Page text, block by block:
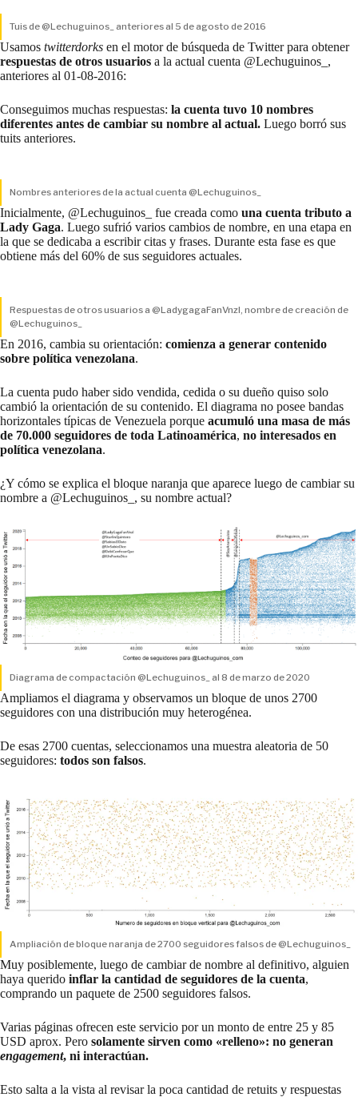
Tuis de @Lechuguinos_ anteriores al 5 de agosto de 2016
Usamos twitterdorks en el motor de búsqueda de Twitter para obtener
respuestas de otros usuarios a la actual cuenta @Lechuguinos_,
anteriores al 01-08-2016:
Conseguimos muchas respuestas: la cuenta tuvo 10 nombres
diferentes antes de cambiar su nombre al actual. Luego borró sus
tuits anteriores.
Nombres anteriores de la actual cuenta @Lechuguinos_
Inicialmente, @Lechuguinos_ fue creada como una cuenta tributo a
Lady Gaga. Luego sufrió varios cambios de nombre, en una etapa en
la que se dedicaba a escribir citas y frases. Durante esta fase es que
obtiene más del 60% de sus seguidores actuales.
Respuestas de otros usuarios a @LadygagaFanVnzl, nombre de creación de
@Lechuguinos_
En 2016, cambia su orientación: comienza a generar contenido
sobre política venezolana.
La cuenta pudo haber sido vendida, cedida o su dueño quiso solo
cambió la orientación de su contenido. El diagrama no posee bandas
horizontales típicas de Venezuela porque acumuló una masa de más
de 70.000 seguidores de toda Latinoamérica, no interesados en
política venezolana.
¿Y cómo se explica el bloque naranja que aparece luego de cambiar su
nombre a @Lechuguinos_, su nombre actual?
Diagrama de compactación @Lechuguinos_ al 8 de marzo de 2020
Ampliamos el diagrama y observamos un bloque de unos 2700
seguidores con una distribución muy heterogénea.
De esas 2700 cuentas, seleccionamos una muestra aleatoria de 50
seguidores: todos son falsos.
Ampliación de bloque naranja de 2700 seguidores falsos de @Lechuguinos_
Muy posiblemente, luego de cambiar de nombre al definitivo, alguien
haya querido inflar la cantidad de seguidores de la cuenta,
comprando un paquete de 2500 seguidores falsos.
Varias páginas ofrecen este servicio por un monto de entre 25 y 85
USD aprox. Pero solamente sirven como «relleno»: no generan
engagement, ni interactúan.
Esto salta a la vista al revisar la poca cantidad de retuits y respuestas